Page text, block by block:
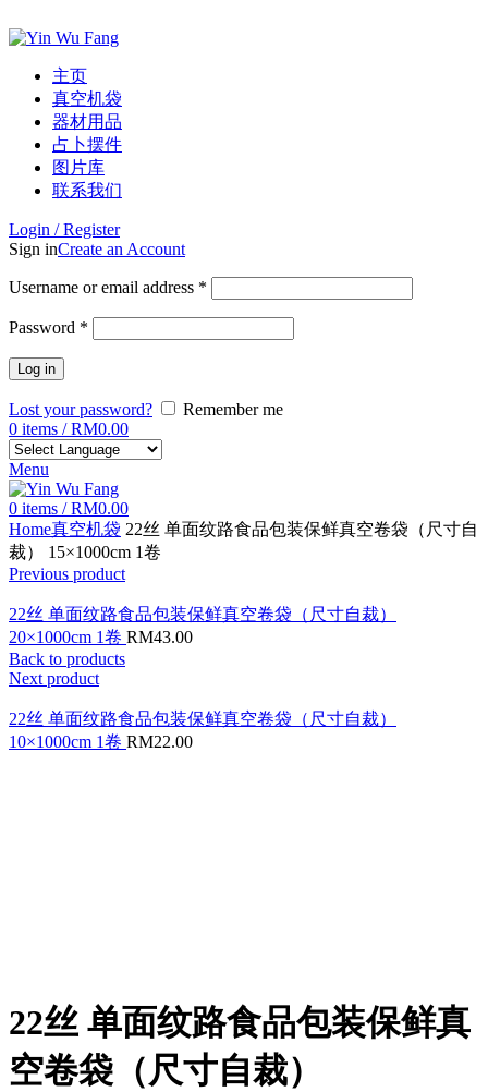
主页
真空机袋
器材用品
占卜摆件
图片库
联系我们
Login / Register
Sign inCreate an Account
Username or email address *
Password *
Log in
Lost your password?
Remember me
0 items / RM0.00
Menu
0 items / RM0.00
Home真空机袋 22丝 单面纹路食品包装保鲜真空卷袋（尺寸自
裁） 15×1000cm 1卷
Previous product
22丝 单面纹路食品包装保鲜真空卷袋（尺寸自裁）
20×1000cm 1卷 RM43.00
Back to products
Next product
22丝 单面纹路食品包装保鲜真空卷袋（尺寸自裁）
10×1000cm 1卷 RM22.00
22丝 单面纹路食品包装保鲜真
空卷袋（尺寸自裁）